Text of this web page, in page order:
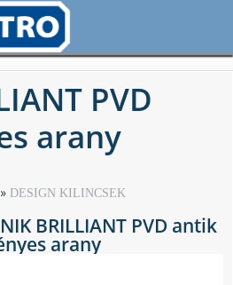
PVD
arany
DESIGN KILINCSEK
BRILLIANT PVD antik
arany